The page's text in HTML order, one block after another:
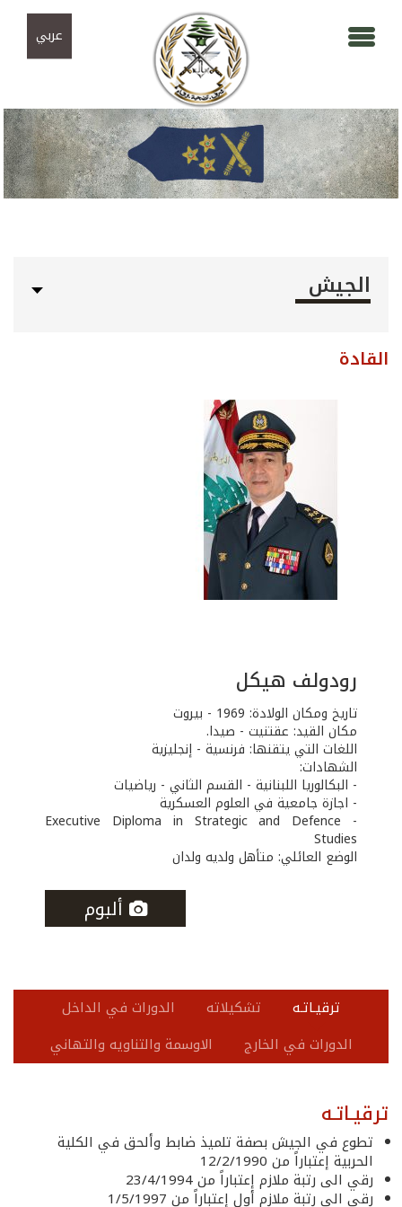
عربي
الجيش
القادة
رودولف هيكل
تاريخ ومكان الولادة: 1969 - بيروت
مكان القيد: عقتنيت - صيدا.
اللغات التي يتقنها: فرنسية - إنجليزية
الشهادات:
- البكالوريا اللبنانية - القسم الثاني - رياضيات
- اجازة جامعية في العلوم العسكرية
- Executive Diploma in Strategic and Defence
Studies
الوضع العائلي: متأهل ولديه ولدان
ألبوم
ترقيـاتـه تشكيلاته
الدورات في الداخل
الدورات في الخارج
الاوسمة والتناويه والتهاني
ترقيـاتـه
تطوع في الجيش بصفة تلميذ ضابط وألحق في الكلية
الحربية إعتباراً من 12/2/1990
رقي الى رتبة ملازم إعتباراً من 23/4/1994
رقي الى رتبة ملازم أول إعتباراً من 1/5/1997